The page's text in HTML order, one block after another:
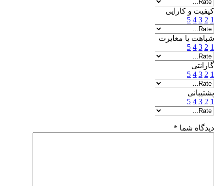
کیفیت و کارایی
1
2
3
4
5
شباهت یا مغایرت
1
2
3
4
5
گارانتی
1
2
3
4
5
پشتیبانی
1
2
3
4
5
دیدگاه شما *